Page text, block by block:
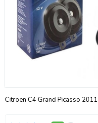
Citroen C4 Grand Picasso